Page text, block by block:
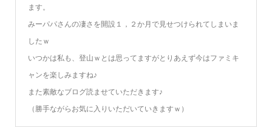
ます。
みーパパさんの凄さを開設１，２か月で見せつけられてしまいま
したｗ
いつかは私も、登山ｗとは思ってますがとりあえず今はファミキ
ャンを楽しみますね♪
また素敵なブログ読ませていただきます♪
（勝手ながらお気に入りいただいていきますｗ）